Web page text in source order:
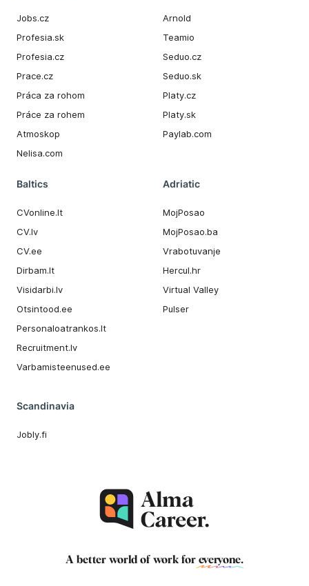
Jobs.cz
Profesia.sk
Profesia.cz
Prace.cz
Práca za rohom
Práce za rohem
Atmoskop
Nelisa.com
Arnold
Teamio
Seduo.cz
Seduo.sk
Platy.cz
Platy.sk
Paylab.com
Baltics
CVonline.lt
CV.lv
CV.ee
Dirbam.It
Visidarbi.lv
Otsintood.ee
Personaloatrankos.lt
Recruitment.lv
Varbamisteenused.ee
Adriatic
MojPosao
MojPosao.ba
Vrabotuvanje
Hercul.hr
Virtual Valley
Pulser
Scandinavia
Jobly.fi
A better world of work for everyone.